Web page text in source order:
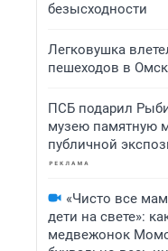
безысходности
Легковушка
пешеходов в
ПСБ подарил
музею памятную
публичной
«Чисто все
дети на свете»:
медвежонок